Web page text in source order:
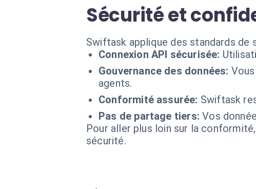
Sécurité et
Swiftask applique des standards
Connexion API sécurisée:
Gouvernance des données:
agents.
Conformité assurée: Swiftask
Pas de partage tiers: Vos
Pour aller plus loin sur la
sécurité.